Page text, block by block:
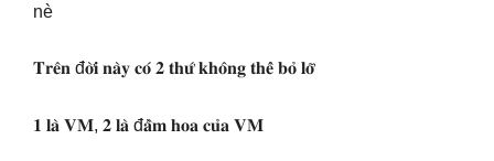
nè
𝐓𝐫𝐞̂𝐧 đ𝐨̛̀𝐢 𝐧𝐚̀𝐲 𝐜𝐨́ 𝟐 𝐭𝐡𝐮̛́ 𝐤𝐡𝐨̂𝐧𝐠 𝐭𝐡𝐞̂̉ 𝐛𝐨̉ 𝐥𝐨̛̃
𝟏 𝐥𝐚̀ 𝐕𝐌, 𝟐 𝐥𝐚̀ đ𝐚̂̀𝐦 𝐡𝐨𝐚 𝐜𝐮̉𝐚 𝐕𝐌